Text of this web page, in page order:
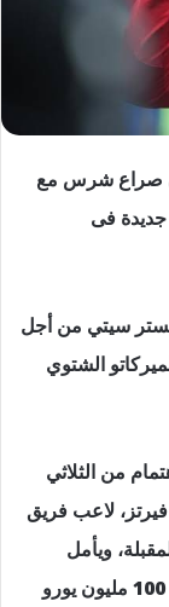
صراع شرس مع
فى
سيتي من أجل
الشتوي
من الثلاثي
فيرتز، لاعب فريق
ويأمل
النادي الألماني في أن يحصل على ما يصل إلى 100 مليون يورو